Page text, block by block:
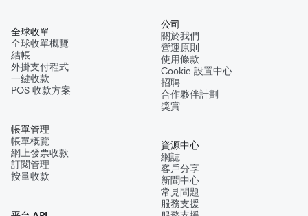
全球收單
全球收單概覽
結帳
外掛支付程式
一鍵收款
POS 收款方案
帳單管理
帳單概覽
網上發票收款
訂閱管理
按量收款
公司
關於我們
營運原則
使用條款
Cookie 設置中心
招聘
合作夥伴計劃
獎賞
資源中心
網誌
客戶分享
新聞中心
常見問題
服務支援